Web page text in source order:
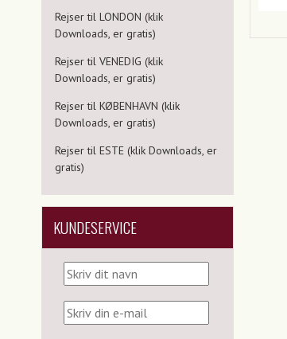
Rejser til LONDON (klik
Downloads, er gratis)
Rejser til VENEDIG (klik
Downloads, er gratis)
Rejser til KØBENHAVN (klik
Downloads, er gratis)
Rejser til ESTE (klik Downloads, er
gratis)
KUNDESERVICE